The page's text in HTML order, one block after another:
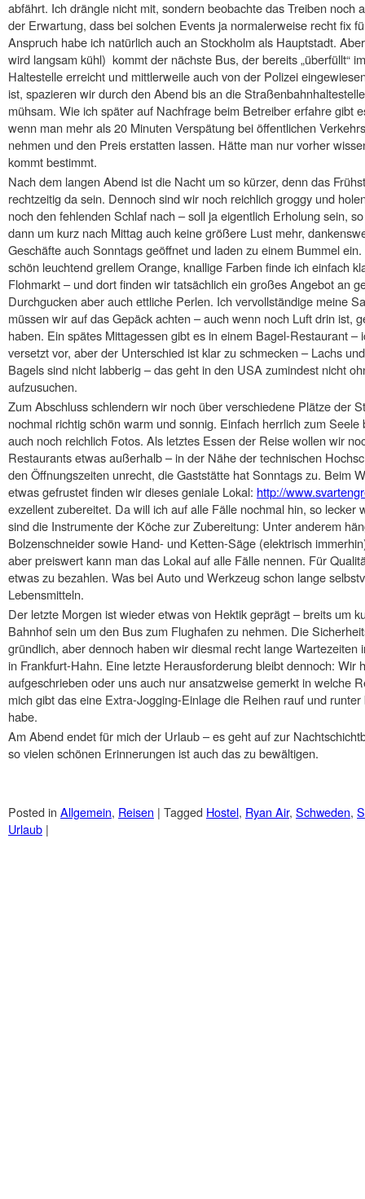
abfährt. Ich drängle nicht mit, sondern beobachte das Treiben noch
der Erwartung, dass bei solchen Events ja normalerweise recht fix
Anspruch habe ich natürlich auch an Stockholm als Hauptstadt.
wird langsam kühl) kommt der nächste Bus, der bereits „überfüllt“
Haltestelle erreicht und mittlerweile auch von der Polizei
ist, spazieren wir durch den Abend bis an die
mühsam. Wie ich später auf Nachfrage beim Betreiber erfahre gibt
wenn man mehr als 20 Minuten Verspätung bei öffentlichen
nehmen und den Preis erstatten lassen. Hätte man nur vorher
kommt bestimmt.
Nach dem langen Abend ist die Nacht um so kürzer, denn das
rechtzeitig da sein. Dennoch sind wir noch reichlich groggy und
noch den fehlenden Schlaf nach – soll ja eigentlich Erholung sein,
dann um kurz nach Mittag auch keine größere Lust mehr,
Geschäfte auch Sonntags geöffnet und laden zu einem Bummel
schön leuchtend grellem Orange, knallige Farben finde ich einfach
Flohmarkt – und dort finden wir tatsächlich ein großes Angebot an
Durchgucken aber auch ettliche Perlen. Ich vervollständige meine
müssen wir auf das Gepäck achten – auch wenn noch Luft drin ist,
haben. Ein spätes Mittagessen gibt es in einem Bagel-Restaurant
versetzt vor, aber der Unterschied ist klar zu schmecken – Lachs
Bagels sind nicht labberig – das geht in den USA zumindest nicht
aufzusuchen.
Zum Abschluss schlendern wir noch über verschiedene Plätze der
nochmal richtig schön warm und sonnig. Einfach herrlich zum
auch noch reichlich Fotos. Als letztes Essen der Reise wollen wir
Restaurants etwas außerhalb – in der Nähe der technischen
den Öffnungszeiten unrecht, die Gaststätte hat Sonntags zu. Beim
etwas gefrustet finden wir dieses geniale Lokal: http://
exzellent zubereitet. Da will ich auf alle Fälle nochmal hin, so lecker
sind die Instrumente der Köche zur Zubereitung: Unter anderem
Bolzenschneider sowie Hand- und Ketten-Säge (elektrisch
aber preiswert kann man das Lokal auf alle Fälle nennen. Für
etwas zu bezahlen. Was bei Auto und Werkzeug schon lange
Lebensmitteln.
Der letzte Morgen ist wieder etwas von Hektik geprägt – breits um
Bahnhof sein um den Bus zum Flughafen zu nehmen. Die
gründlich, aber dennoch haben wir diesmal recht lange
in Frankfurt-Hahn. Eine letzte Herausforderung bleibt dennoch: Wir
aufgeschrieben oder uns auch nur ansatzweise gemerkt in welche
mich gibt das eine Extra-Jogging-Einlage die Reihen rauf und
habe.
Am Abend endet für mich der Urlaub – es geht auf zur
so vielen schönen Erinnerungen ist auch das zu bewältigen.
Posted in Allgemein, Reisen | Tagged Hostel, Ryan Air, Schweden,
Urlaub |